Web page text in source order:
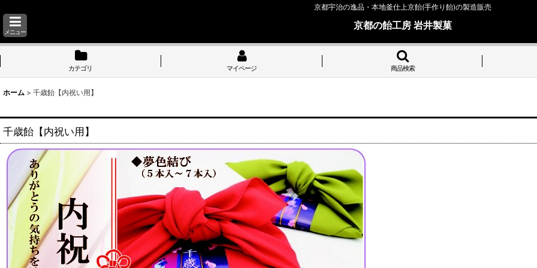
京都宇治の逸品・本地釜仕上京飴(手作り飴)の製造販売
メニュー
京都の飴工房 岩井製菓
カテゴリ マイページ 商品検索
ホーム > 千歳飴【内祝い用】
千歳飴【内祝い用】